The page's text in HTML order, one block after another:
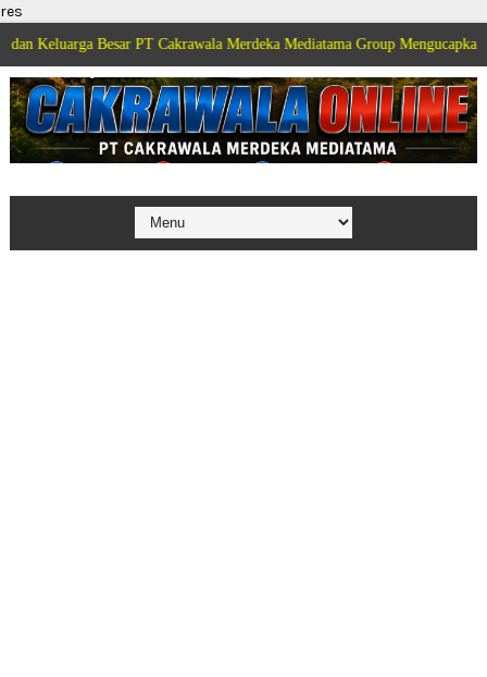
res
Besar PT Cakrawala Merdeka Mediatama Group Mengucapkan Selamat